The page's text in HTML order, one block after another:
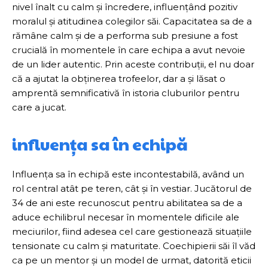
nivel înalt cu calm și încredere, influențând pozitiv
moralul și atitudinea colegilor săi. Capacitatea sa de a
rămâne calm și de a performa sub presiune a fost
crucială în momentele în care echipa a avut nevoie
de un lider autentic. Prin aceste contribuții, el nu doar
că a ajutat la obținerea trofeelor, dar a și lăsat o
amprentă semnificativă în istoria cluburilor pentru
care a jucat.
influența sa în echipă
Influența sa în echipă este incontestabilă, având un
rol central atât pe teren, cât și în vestiar. Jucătorul de
34 de ani este recunoscut pentru abilitatea sa de a
aduce echilibrul necesar în momentele dificile ale
meciurilor, fiind adesea cel care gestionează situațiile
tensionate cu calm și maturitate. Coechipierii săi îl văd
ca pe un mentor și un model de urmat, datorită eticii